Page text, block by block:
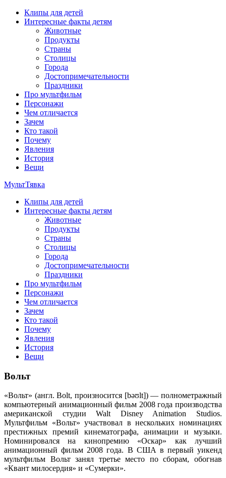
Перейти
содержимому
Клипы для детей
Интересные факты детям
Животные
Продукты
Страны
Столицы
Города
Достопримечательности
Праздники
Про мультфильм
Персонажи
Чем отличается
Зачем
Кто такой
Почему
Явления
История
Вещи
МультТявка
интересные факты про страны, столицы и города, клипы из
мультфильмов, мульт-клипы, песни из мультиков, детские
клипы, интересные факты о мультфильмах и про персонажей
мультфильмов
Клипы для детей
Интересные факты детям
Животные
Продукты
Страны
Столицы
Города
Достопримечательности
Праздники
Про мультфильм
Персонажи
Чем отличается
Зачем
Кто такой
Почему
Явления
История
Вещи
Вольт
«Вольт» (англ. Bolt, произносится [bəʊlt]) — полнометражный
компьютерный анимационный фильм 2008 года производства
американской студии Walt Disney Animation Studios.
Мультфильм «Вольт» участвовал в нескольких номинациях
престижных премий кинематографа, анимации и музыки.
Номинировался на кинопремию «Оскар» как лучший
анимационный фильм 2008 года. В США в первый уикенд
мультфильм Вольт занял третье место по сборам, обогнав
«Квант милосердия» и «Сумерки».